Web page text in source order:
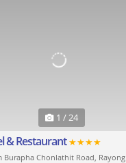
1 / 24
& Restaurant★★★★
Burapha Chonlathit Road, Rayong